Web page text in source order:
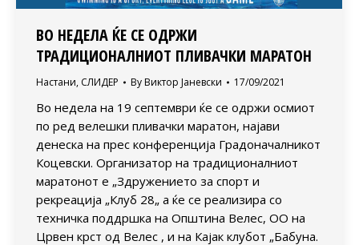
ВО НЕДЕЛА ЌЕ СЕ ОДРЖИ
ТРАДИЦИОНАЛНИОТ ПЛИВАЧКИ МАРАТОН
Настани, СЛИДЕР By Виктор Јаневски 17/09/2021
Во недела на 19 септември ќе се одржи осмиот
по ред велешки пливачки маратон, најави
денеска на прес конференција Градоначалникот
Коцевски. Организатор на традиционалниот
маратонот е „Здружението за спорт и
рекреација „Клуб 28„ а ќе се реализира со
техничка поддршка на Општина Велес, ОО на
Црвен крст од Велес , и на Кајак клубот „Бабуна.